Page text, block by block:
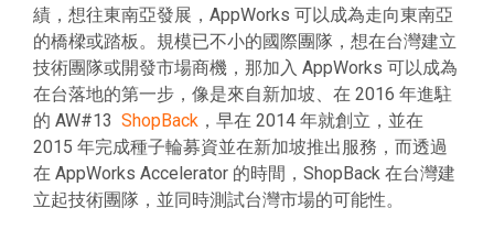
績，想往東南亞發展，AppWorks 可以成為走向東南亞
的橋樑或踏板。規模已不小的國際團隊，想在台灣建立
技術團隊或開發市場商機，那加入 AppWorks 可以成為
在台落地的第一步，像是來自新加坡、在 2016 年進駐
的 AW#13 ShopBack ，早在 2014 年就創立，並在
2015 年完成種子輪募資並在新加坡推出服務，而透過
在 AppWorks Accelerator 的時間，ShopBack 在台灣建
立起技術團隊，並同時測試台灣市場的可能性。